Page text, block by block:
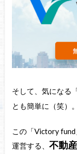
そして、気になる
とも簡単に（笑）。
この「Victory
運営する、 不動